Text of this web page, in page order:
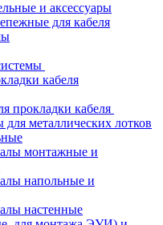
и аксессуары
для кабеля
кабеля
прокладки кабеля
для металлических лотков
монтажные и
напольные и
настенные